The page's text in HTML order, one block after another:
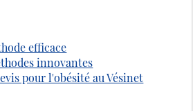
efficace
innovantes
pour l'obésité au Vésinet